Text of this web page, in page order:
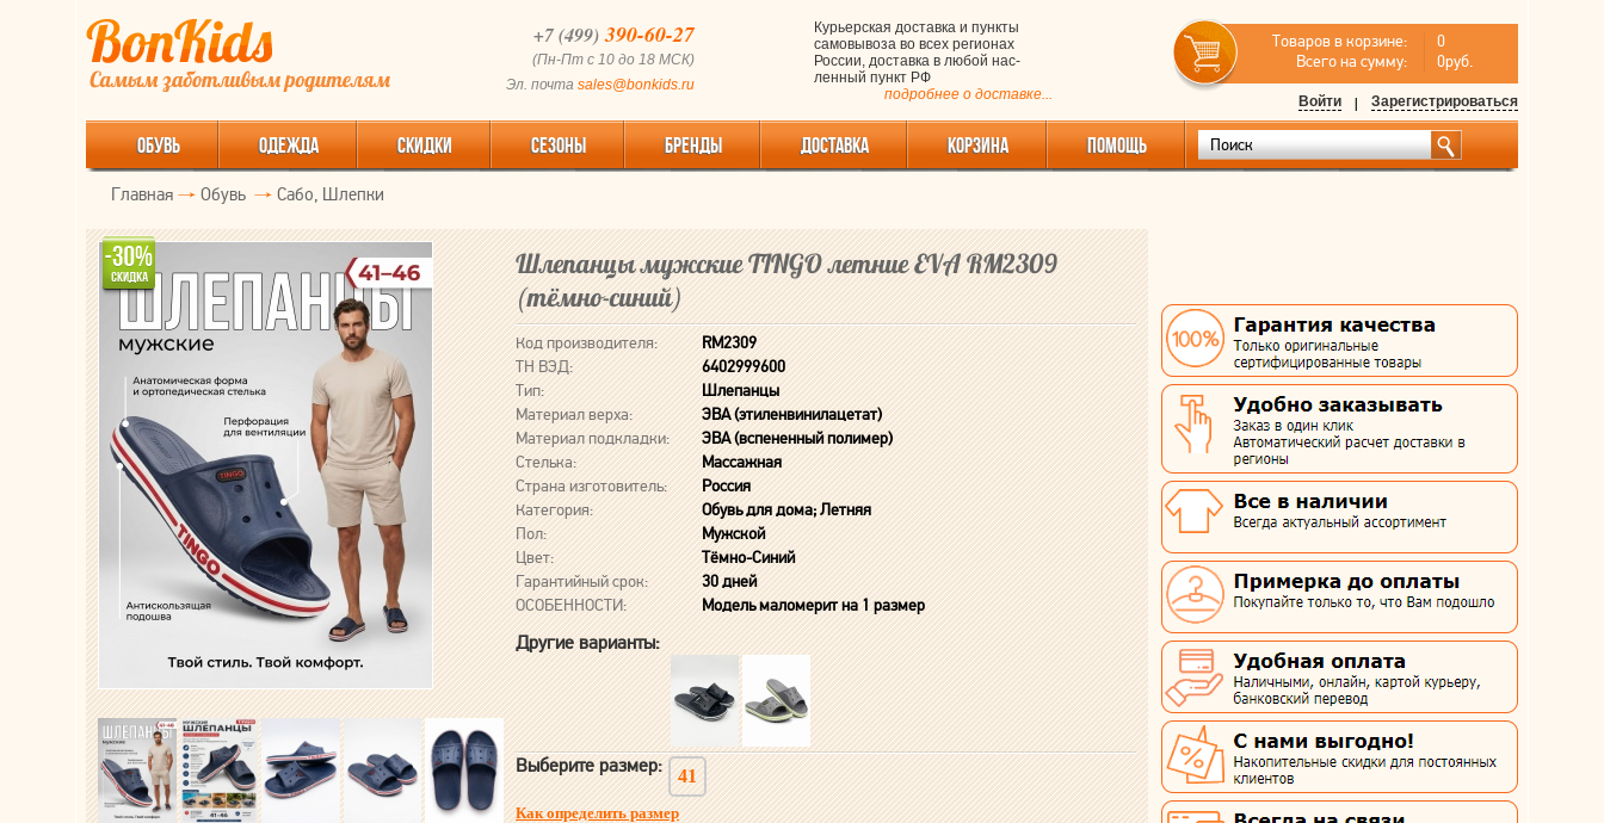
+7 (499)390-60-27
(Пн-Пт с 10 до 18 МСК)
Эл. почта sales@bonkids.ru
Курьерская доставка и пункты
самовывоза во всех регионах
России, доставка в любой нас-
ленный пункт РФ
подробнее о доставке...
Товаров в корзине:
Всего на сумму:
0
0руб.
Зарегистрироваться
|
Войти
ОБУВЬ ОДЕЖДА СКИДКИ СЕЗОНЫ БРЕНДЫ ДОСТАВКА КОРЗИНА ПОМОЩЬ
Главная Обувь Сабо, Шлепки
Шлепанцы мужские TINGO летние EVA RM2309
(тёмно-синий)
Код производителя:
RM2309
ТН ВЭД:
6402999600
Тип:
Шлепанцы
Материал верха:
ЭВА (этиленвинилацетат)
Материал подкладки:
ЭВА (вспененный полимер)
Стелька:
Массажная
Страна изготовитель:
Россия
Категория:
Обувь для дома; Летняя
Пол:
Мужской
Цвет:
Тёмно-Синий
Гарантийный срок:
30 дней
ОСОБЕННОСТИ:
Модель маломерит на 1 размер
Другие варианты:
Выберите размер: 41
Как определить размер